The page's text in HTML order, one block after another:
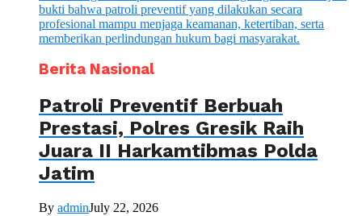
Berita Nasional
Patroli Preventif Berbuah
Prestasi, Polres Gresik Raih
Juara II Harkamtibmas Polda
Jatim
By adminJuly 22, 2026